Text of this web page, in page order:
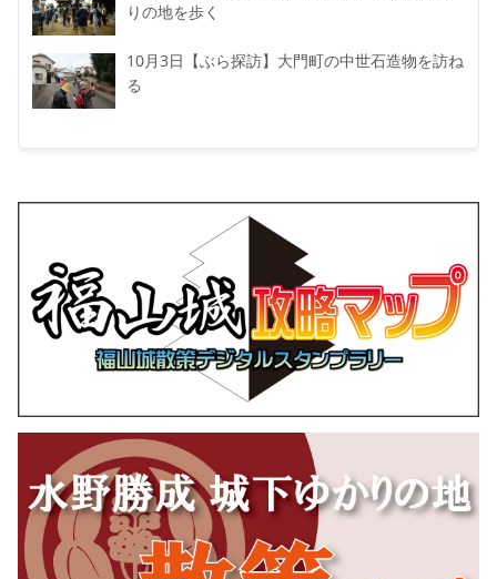
りの地を歩く
10月3日【ぶら探訪】大門町の中世石造物を訪ね
る